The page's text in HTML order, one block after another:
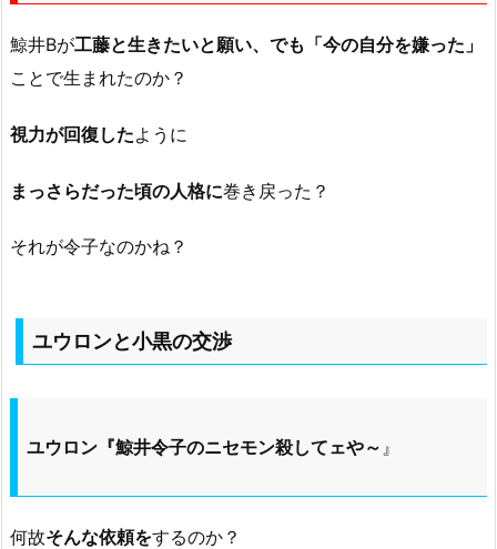
鯨井Bが工藤と生きたいと願い、でも「今の自分を嫌った」
ことで生まれたのか？
視力が回復したように
まっさらだった頃の人格に巻き戻った？
それが令子なのかね？
ユウロンと小黒の交渉
ユウロン『鯨井令子のニセモン殺してェや～ 』
何故そんな依頼をするのか？